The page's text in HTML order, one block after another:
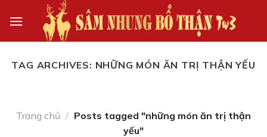
TAG ARCHIVES: NHỮNG MÓN ĂN TRỊ THẬN YẾU
Trang chủ / Posts tagged "những món ăn trị thận
yếu"